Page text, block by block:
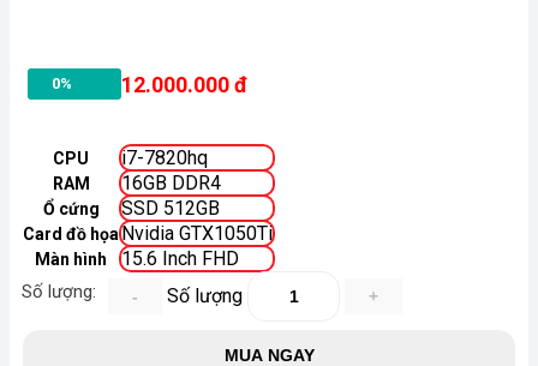
0% 12.000.000đ
CPU i7-7820hq
RAM 16GB DDR4
Ổ cứng SSD 512GB
Card đồ họaNvidia GTX1050Ti
Màn hình
15.6 Inch FHD
Số lượng
MUA NGAY